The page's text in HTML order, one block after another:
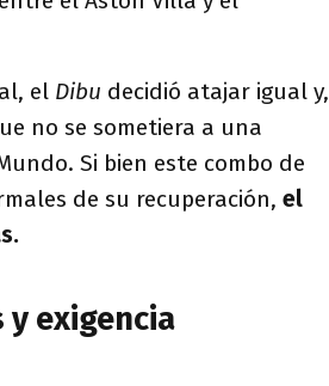
el Dibu decidió atajar igual y,
no se sometiera a una
Si bien este combo de
de su recuperación, el
exigencia